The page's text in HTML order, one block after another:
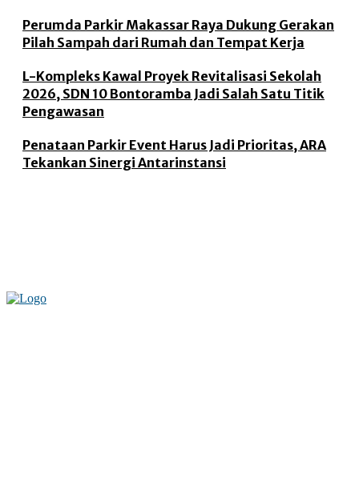
Perumda Parkir Makassar Raya Dukung Gerakan
Pilah Sampah dari Rumah dan Tempat Kerja
L-Kompleks Kawal Proyek Revitalisasi Sekolah
2026, SDN 10 Bontoramba Jadi Salah Satu Titik
Pengawasan
Penataan Parkir Event Harus Jadi Prioritas, ARA
Tekankan Sinergi Antarinstansi